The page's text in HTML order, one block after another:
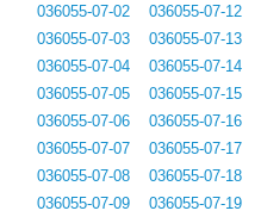
036055-07-02
036055-07-03
036055-07-04
036055-07-05
036055-07-06
036055-07-07
036055-07-08
036055-07-09
036055-07-12
036055-07-13
036055-07-14
036055-07-15
036055-07-16
036055-07-17
036055-07-18
036055-07-19